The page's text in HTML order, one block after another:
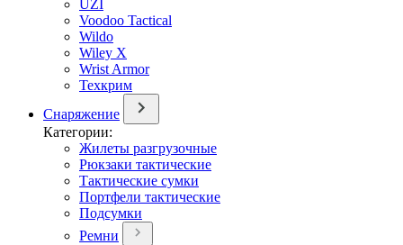
UZI
Voodoo Tactical
Wildo
Wiley X
Wrist Armor
Техкрим
Снаряжение
Категории:
Жилеты разгрузочные
Рюкзаки тактические
Тактические сумки
Портфели тактические
Подсумки
Ремни